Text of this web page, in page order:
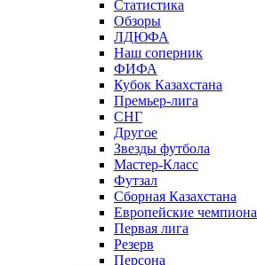
Статистика
Обзоры
ЛДЮФА
Наш соперник
ФИФА
Кубок Казахстана
Премьер-лига
СНГ
Другое
Звезды футбола
Мастер-Класс
Футзал
Сборная Казахстана
Европейские
Первая лига
Резерв
Персона